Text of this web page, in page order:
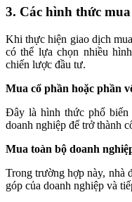
3. Các hình thức
Khi thực hiện giao dịch
có thể lựa chọn nhiều
chiến lược đầu tư.
Mua cổ phần hoặc phần
Đây là hình thức phổ biến
doanh nghiệp để trở thành
Mua toàn bộ doanh
Trong trường hợp này, nhà
góp của doanh nghiệp và